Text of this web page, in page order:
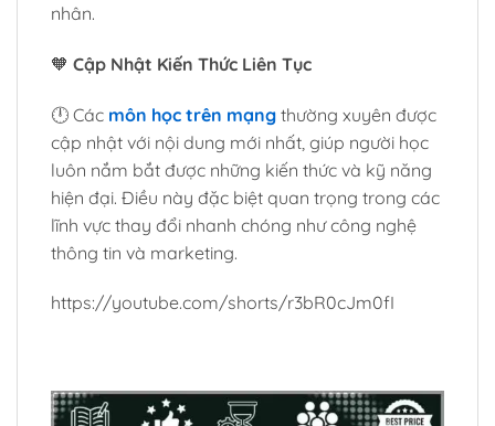
nhân.
🧡 Cập Nhật Kiến Thức Liên Tục
🕛 Các môn học trên mạng thường xuyên được
cập nhật với nội dung mới nhất, giúp người học
luôn nắm bắt được những kiến thức và kỹ năng
hiện đại. Điều này đặc biệt quan trọng trong các
lĩnh vực thay đổi nhanh chóng như công nghệ
thông tin và marketing.
https://youtube.com/shorts/r3bR0cJm0fI